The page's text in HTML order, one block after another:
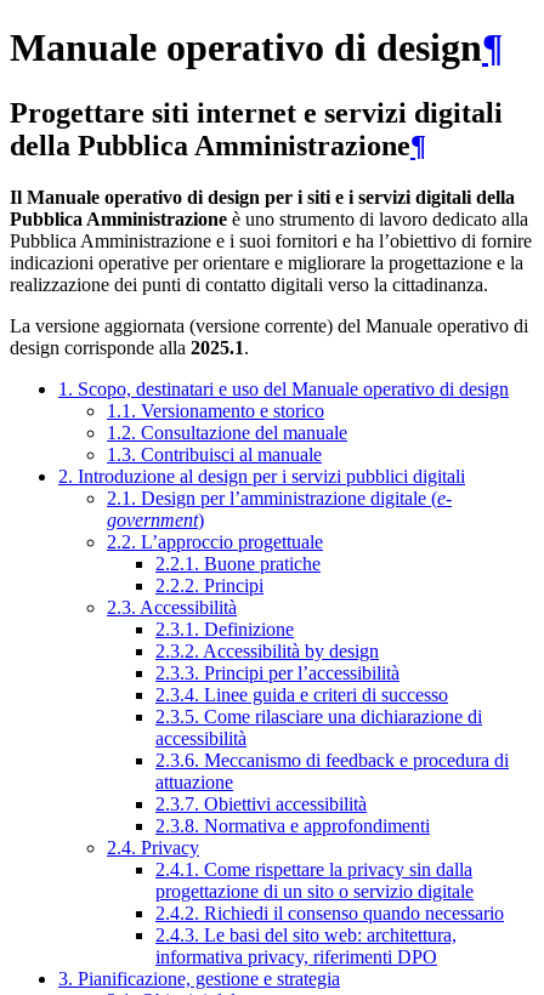
Manuale operativo di design¶
Progettare siti internet e servizi digitali
della Pubblica Amministrazione¶
Il Manuale operativo di design per i siti e i servizi digitali della
Pubblica Amministrazione è uno strumento di lavoro dedicato alla
Pubblica Amministrazione e i suoi fornitori e ha l’obiettivo di fornire
indicazioni operative per orientare e migliorare la progettazione e la
realizzazione dei punti di contatto digitali verso la cittadinanza.
La versione aggiornata (versione corrente) del Manuale operativo di
design corrisponde alla 2025.1.
1. Scopo, destinatari e uso del Manuale operativo di design
1.1. Versionamento e storico
1.2. Consultazione del manuale
1.3. Contribuisci al manuale
2. Introduzione al design per i servizi pubblici digitali
2.1. Design per l’amministrazione digitale (e-
government)
2.2. L’approccio progettuale
2.2.1. Buone pratiche
2.2.2. Principi
2.3. Accessibilità
2.3.1. Definizione
2.3.2. Accessibilità by design
2.3.3. Principi per l’accessibilità
2.3.4. Linee guida e criteri di successo
2.3.5. Come rilasciare una dichiarazione di
accessibilità
2.3.6. Meccanismo di feedback e procedura di
attuazione
2.3.7. Obiettivi accessibilità
2.3.8. Normativa e approfondimenti
2.4. Privacy
2.4.1. Come rispettare la privacy sin dalla
progettazione di un sito o servizio digitale
2.4.2. Richiedi il consenso quando necessario
2.4.3. Le basi del sito web: architettura,
informativa privacy, riferimenti DPO
3. Pianificazione, gestione e strategia